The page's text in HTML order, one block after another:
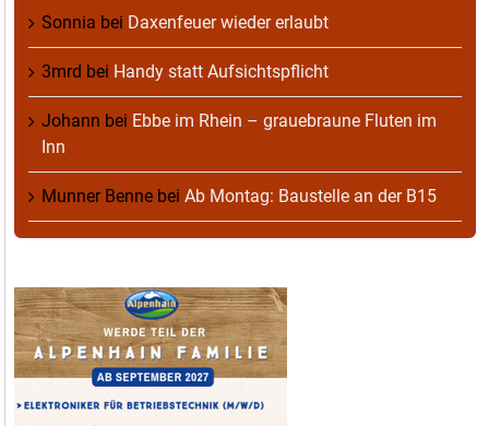
Sonnia bei Daxenfeuer wieder erlaubt
3mrd bei Handy statt Aufsichtspflicht
Johann bei Ebbe im Rhein – grauebraune Fluten im
Inn
Munner Benne bei Ab Montag: Baustelle an der B15